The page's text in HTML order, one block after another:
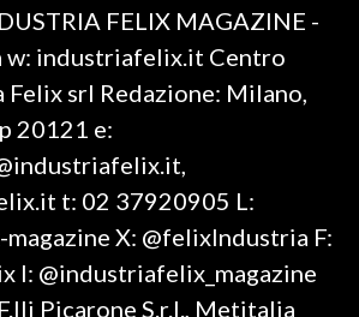
FELIX MAGAZINE -
w: industriafelix.it Centro
srl Redazione: Milano,
20121 e:
t: 02 37920905 L:
X: @felixIndustria F:
I: @industriafelix_magazine
Picarone S.r.l., Metitalia